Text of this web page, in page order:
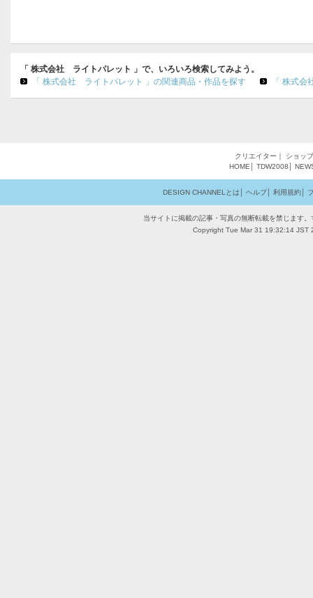
「 株式会社 ライトパレット 」で、いろいろ検索してみよう。
「 株式会社 ライトパレット 」の関連商品・作品を探す
「 株式
クリエイター ｜ ショップ
HOME
TDW2008
DESIGN CHANNELとは ヘルプ│ 利用規約│
当サイトに掲載の記事・写真の無断転載を禁じます
Copyright Tue Mar 31 19:32:14 JST